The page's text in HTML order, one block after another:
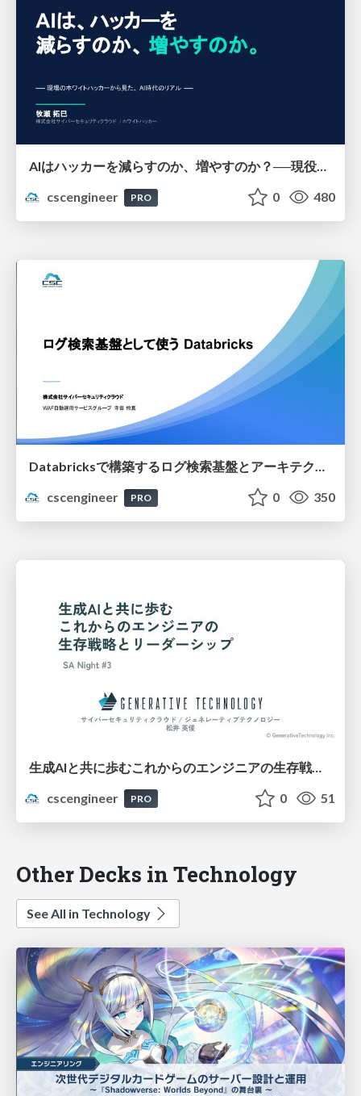
AIはハッカーを減らすのか、増やすのか？──現役ホワイトハッカーから見るAI時代のリアル【MEGU-Meet】
cscengineer
PRO 0 480
Databricksで構築するログ検索基盤とアーキテクチャ設計
cscengineer
PRO 0 350
cscengineer
PRO 0 51
Other Decks in Technology
See All in Technology